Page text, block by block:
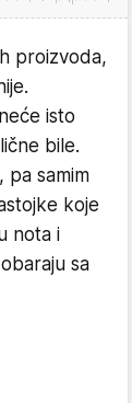
proizvoda,
isto
bile.
pa samim
koje
nota i
sa